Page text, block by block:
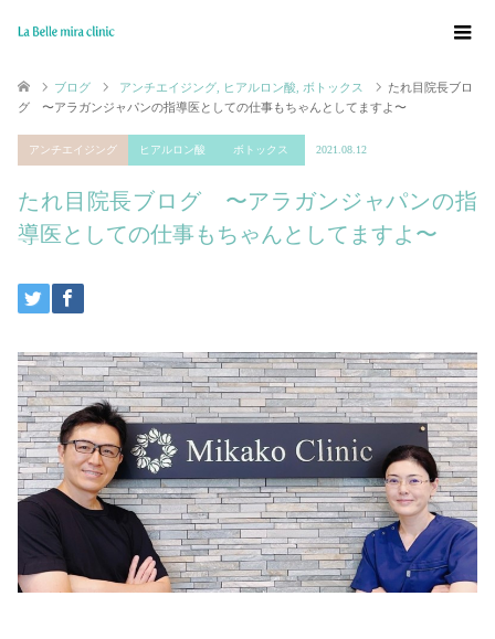
ブログ アンチエイジング ヒアルロン酸 ボトックス
たれ目院長ブロ
グ 〜アラガンジャパンの指導医としての仕事もちゃんとしてますよ〜
アンチエイジング ヒアルロン酸 ボトックス 2021.08.12
たれ目院長ブログ 〜アラガンジャパンの指
導医としての仕事もちゃんとしてますよ〜